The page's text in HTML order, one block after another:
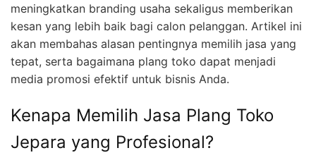
meningkatkan branding usaha sekaligus memberikan
kesan yang lebih baik bagi calon pelanggan. Artikel ini
akan membahas alasan pentingnya memilih jasa yang
tepat, serta bagaimana plang toko dapat menjadi
media promosi efektif untuk bisnis Anda.
Kenapa Memilih Jasa Plang Toko
Jepara yang Profesional?